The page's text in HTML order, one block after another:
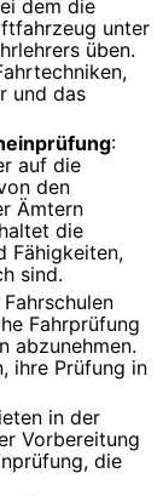
dem die
unter
üben.
und das
:
auf die
den
Ämtern
die
Fähigkeiten,
sind.
Fahrprüfung
abzunehmen.
ihre Prüfung in
in der
Vorbereitung
die